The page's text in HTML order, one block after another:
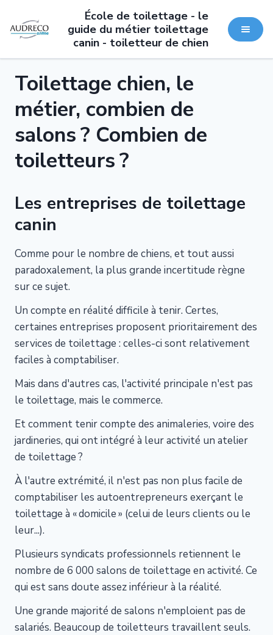
École de toilettage - le
guide du métier toilettage
canin - toiletteur de chien
Toilettage chien, le
métier, combien de
salons ? Combien de
toiletteurs ?
Les entreprises de toilettage
canin
Comme pour le nombre de chiens, et tout aussi
paradoxalement, la plus grande incertitude règne
sur ce sujet.
Un compte en réalité difficile à tenir. Certes,
certaines entreprises proposent prioritairement des
services de toilettage : celles-ci sont relativement
faciles à comptabiliser.
Mais dans d'autres cas, l'activité principale n'est pas
le toilettage, mais le commerce.
Et comment tenir compte des animaleries, voire des
jardineries, qui ont intégré à leur activité un atelier
de toilettage ?
À l'autre extrémité, il n'est pas non plus facile de
comptabiliser les autoentrepreneurs exerçant le
toilettage à « domicile » (celui de leurs clients ou le
leur...).
Plusieurs syndicats professionnels retiennent le
nombre de 6 000 salons de toilettage en activité. Ce
qui est sans doute assez inférieur à la réalité.
Une grande majorité de salons n'emploient pas de
salariés. Beaucoup de toiletteurs travaillent seuls.